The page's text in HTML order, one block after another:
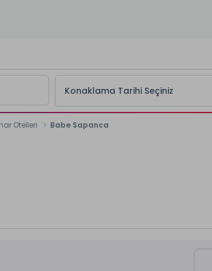
Konaklama Tarihi Seçiniz
Otelleri
Babe Sapanca